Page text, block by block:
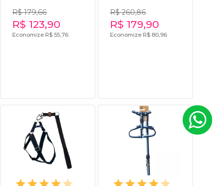
R$ 179,66
R$ 123,90
Economize R$ 55,76
R$ 260,86
R$ 179,90
Economize R$ 80,96